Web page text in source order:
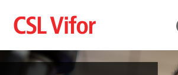
conţinutul